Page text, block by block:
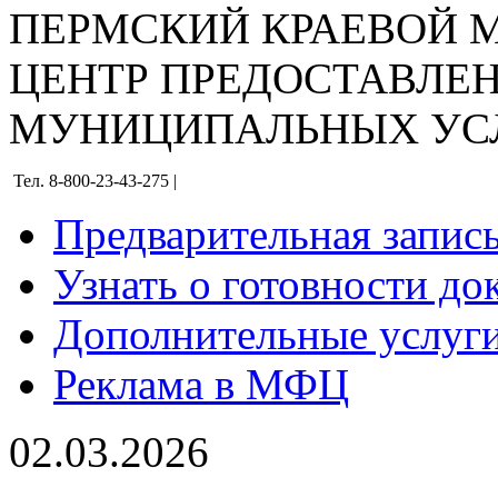
ПЕРМСКИЙ КРАЕВОЙ
ЦЕНТР
МУНИЦИПАЛЬНЫХ
Тел. 8-800-23-43-275 |
Предварительная
Узнать о готовности
Дополнительные
Реклама в МФЦ
02.03.2026